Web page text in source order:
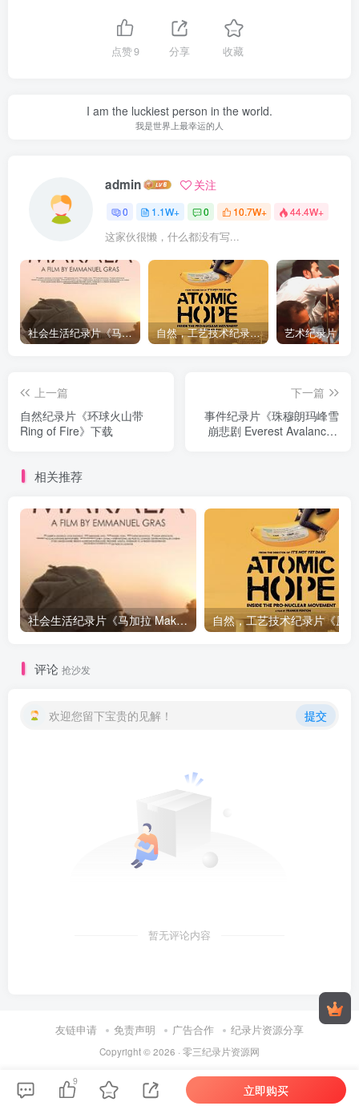
点赞9 分享 收藏
I am the luckiest person in the world.
我是世界上最幸运的人
admin 关注
0 1.1W+ 0 10.7W+ 44.4W+
这家伙很懒，什么都没有写...
社会生活纪录片《马加拉 Makala》下载 自然，工艺技术纪录片《原子能的希望 Atomic Hope – Inside the Pro-Nuclear Movement》下载
上一篇
自然纪录片《环球火山带
Ring of Fire》下载
下一篇
事件纪录片《珠穆朗玛峰雪
崩悲剧 Everest Avalanche
相关推荐
社会生活纪录片《马加拉 Makala》下载
评论 抢沙发
欢迎您留下宝贵的见解！ 提交
暂无评论内容
友链申请 免责声明 广告合作 纪录片资源分享
Copyright © 2026 · 零三纪录片资源网
9
立即购买